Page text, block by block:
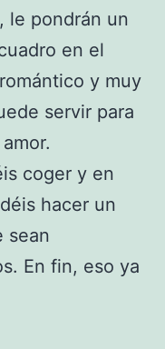
le pondrán un
en el
y muy
servir para
coger y en
hacer un
sean
En fin, eso ya